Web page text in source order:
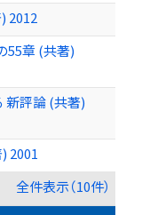
2012
55章 (共著)
新評論 (共著)
2001
全件表示（10件）